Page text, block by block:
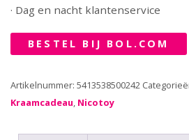
· Dag en nacht klantenservice
BESTEL BIJ BOL.COM
Artikelnummer: 5413538500242
Kraamcadeau, Nicotoy